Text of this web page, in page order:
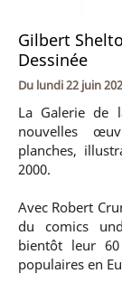
Gilbert
Dessinée
Du lundi 22 juin
La Galerie de
nouvelles
planches,
2000.
Avec Robert
du comics
bientôt leur
populaires en